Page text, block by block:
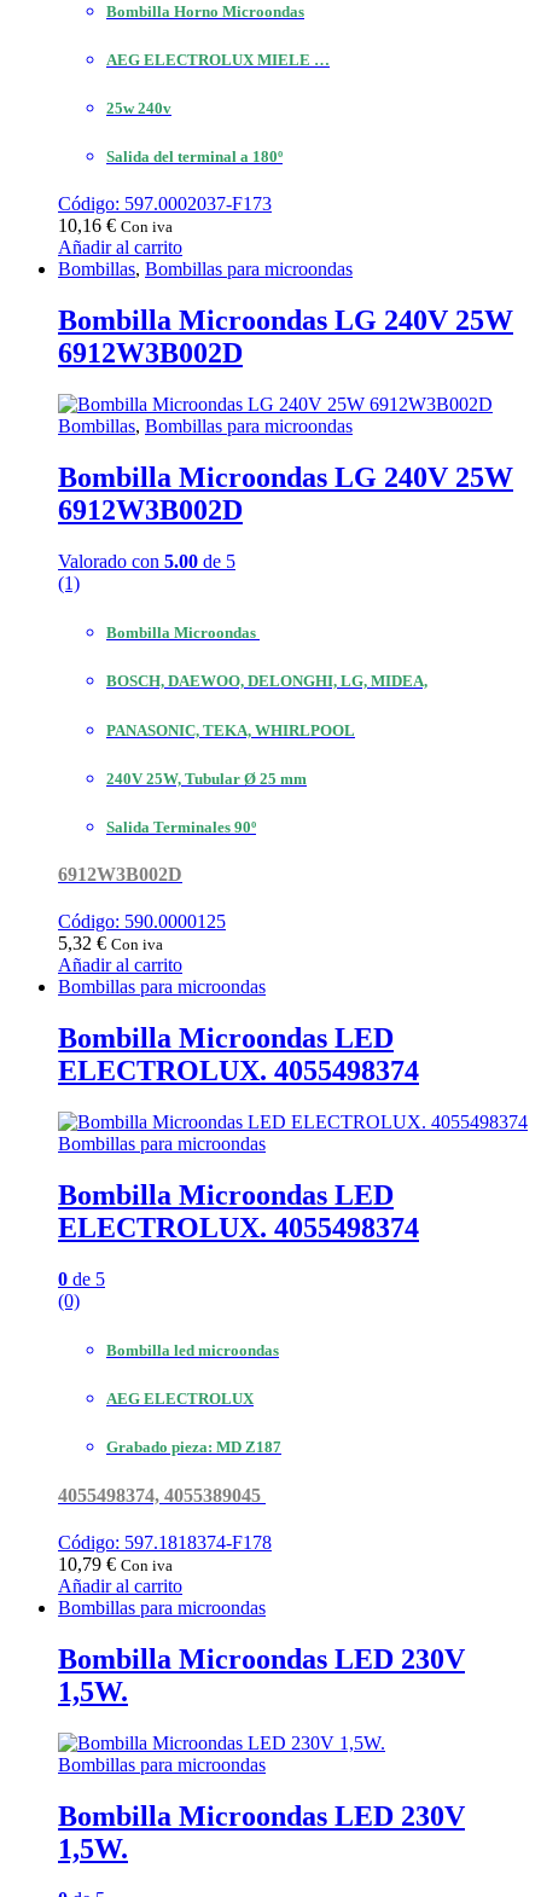
Bombilla Horno Microondas
AEG ELECTROLUX MIELE …
25w 240v
Salida del terminal a 180º
Código: 597.0002037-F173
10,16 € Con iva
Añadir al carrito
Bombillas, Bombillas para microondas
Bombilla Microondas LG 240V 25W
6912W3B002D
Bombillas, Bombillas para microondas
Bombilla Microondas LG 240V 25W
6912W3B002D
Valorado con 5.00 de 5
(1)
Bombilla Microondas
BOSCH, DAEWOO, DELONGHI, LG, MIDEA,
PANASONIC, TEKA, WHIRLPOOL
240V 25W, Tubular Ø 25 mm
Salida Terminales 90º
6912W3B002D
Código: 590.0000125
5,32 € Con iva
Añadir al carrito
Bombillas para microondas
Bombilla Microondas LED
ELECTROLUX. 4055498374
Bombillas para microondas
Bombilla Microondas LED
ELECTROLUX. 4055498374
0 de 5
(0)
Bombilla led microondas
AEG ELECTROLUX
Grabado pieza: MD Z187
4055498374, 4055389045
Código: 597.1818374-F178
10,79 € Con iva
Añadir al carrito
Bombillas para microondas
Bombilla Microondas LED 230V
1,5W.
Bombillas para microondas
Bombilla Microondas LED 230V
1,5W.